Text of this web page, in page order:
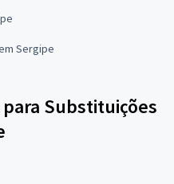
Sergipe
Substituições